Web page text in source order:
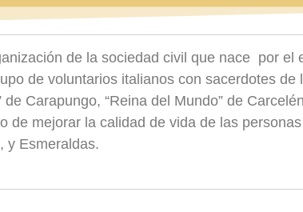
de la sociedad civil que nace por el
de voluntarios italianos con sacerdotes
Carapungo, “Reina del Mundo” de
de mejorar la calidad de vida de las
y Esmeraldas.